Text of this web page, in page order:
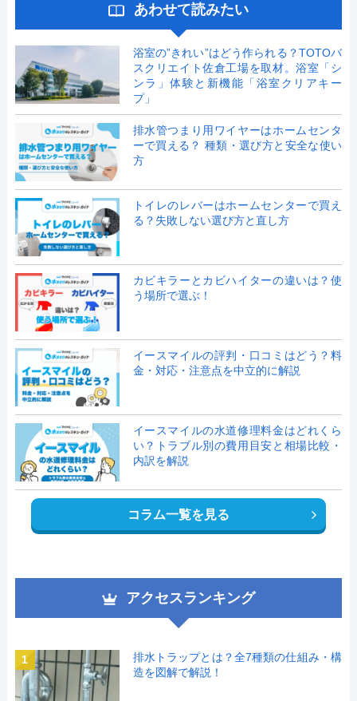
あわせて読みたい
浴室の”きれい”はどう作られる？TOTOバ
スクリエイト佐倉工場を取材。浴室「シ
ンラ」体験と新機能「浴室クリアキー
プ」
排水管つまり用ワイヤーはホームセンタ
ーで買える？ 種類・選び方と安全な使い
方
トイレのレバーはホームセンターで買え
る？失敗しない選び方と直し方
カビキラーとカビハイターの違いは？使
う場所で選ぶ！
イースマイルの評判・口コミはどう？料
金・対応・注意点を中立的に解説
イースマイルの水道修理料金はどれくら
い？トラブル別の費用目安と相場比較・
内訳を解説
コラム一覧を見る
アクセスランキング
1
排水トラップとは？全7種類の仕組み・構
造を図解で解説！